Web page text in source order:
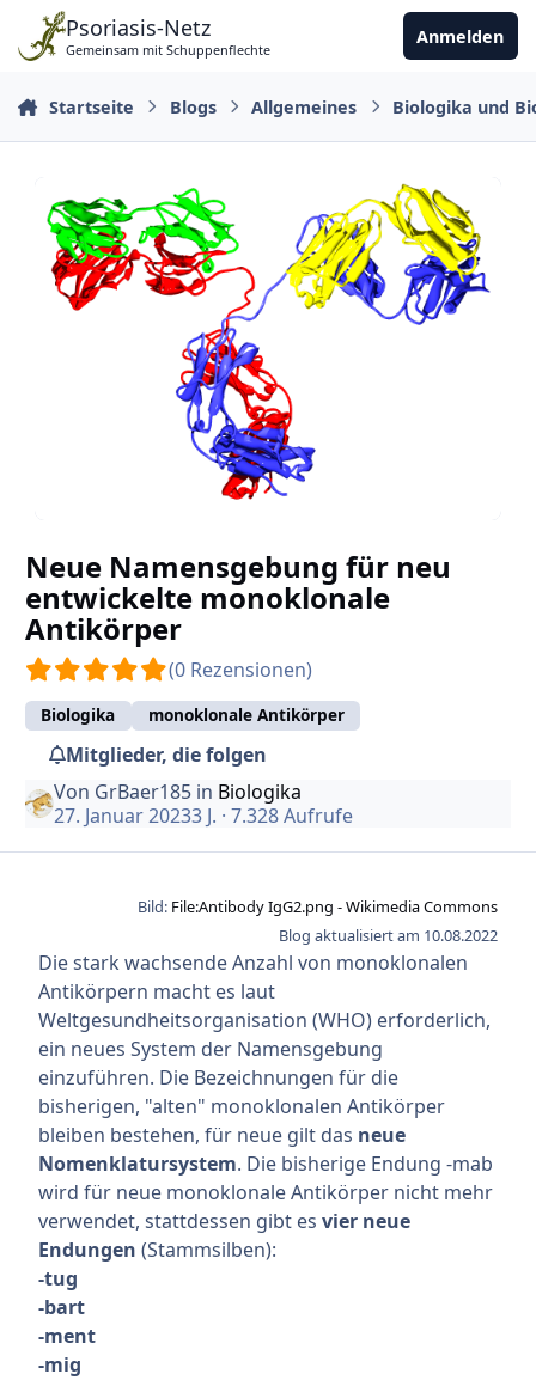
Zu Inhalt springen
Psoriasis-Netz
Gemeinsam mit Schuppenflechte
Anmelden
Startseite Blogs Allgemeines Biologika und
Neue Namensgebung für neu
entwickelte monoklonale
Antikörper
(0 Rezensionen)
Biologika monoklonale Antikörper
Mitglieder, die folgen
Von GrBaer185in Biologika
27. Januar 20233 J. · 7.328 Aufrufe
Bild: File:Antibody IgG2.png - Wikimedia Commons
Blog aktualisiert am 10.08.2022
Die stark wachsende Anzahl von monoklonalen
Antikörpern macht es laut
Weltgesundheitsorganisation (WHO) erforderlich,
ein neues System der Namensgebung
einzuführen. Die Bezeichnungen für die
bisherigen, "alten" monoklonalen Antikörper
bleiben bestehen, für neue gilt das neue
Nomenklatursystem. Die bisherige Endung -mab
wird für neue monoklonale Antikörper nicht mehr
verwendet, stattdessen gibt es vier neue
Endungen (Stammsilben):
-tug
-bart
-ment
-mig